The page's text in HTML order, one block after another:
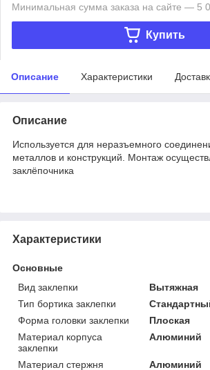
Минимальная сумма заказа на сайте — 5
Купить
Описание Характеристики
Описание
Используется для неразъемного
металлов и конструкций. Монтаж
заклёпочника
Характеристики
Основные
Вид заклепки
Вытяжная
Тип бортика заклепки
Форма головки заклепки
Плоская
Материал корпуса
заклепки
Алюминий
Материал стержня
Алюминий